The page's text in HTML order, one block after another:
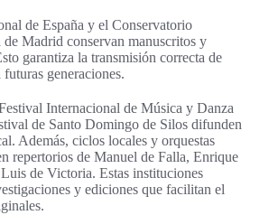
de España y el Conservatorio
Madrid conservan manuscritos y
garantiza la transmisión correcta de
futuras generaciones.
Internacional de Música y Danza
de Santo Domingo de Silos difunden
Además, ciclos locales y orquestas
repertorios de Manuel de Falla, Enrique
de Victoria. Estas instituciones
y ediciones que facilitan el